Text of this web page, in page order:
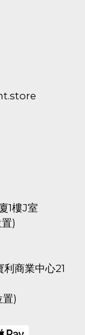
1樓J室
)
商業中心21
)